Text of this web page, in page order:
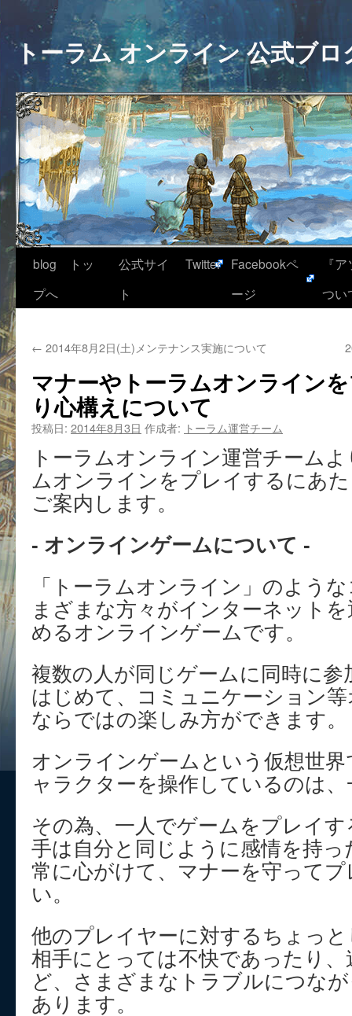
トーラム オンライン 公式ブロ
blog トッ
プへ
公式サイ
ト
Twitter
Facebookペ
ージ
『
つい
← 2014年8月2日(土)メンテナンス実施について
マナーやトーラムオンライン
り心構えについて
投稿日: 2014年8月3日 作成者: トーラム運営チーム
トーラムオンライン運営チーム
ムオンラインをプレイするにあ
ご案内します。
- オンラインゲームについて -
「トーラムオンライン」のよう
まざまな方々がインターネット
めるオンラインゲームです。
複数の人が同じゲームに同時に
はじめて、コミュニケーション
ならではの楽しみ方ができます。
オンラインゲームという仮想世
ャラクターを操作しているのは
その為、一人でゲームをプレイ
手は自分と同じように感情を持
常に心がけて、マナーを守って
い。
他のプレイヤーに対するちょっ
相手にとっては不快であったり
ど、さまざまなトラブルにつな
あります。